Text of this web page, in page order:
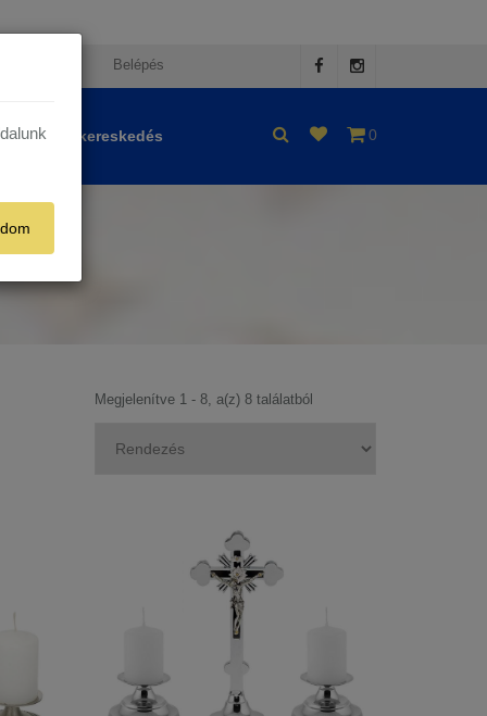
Belépés
0
Nagykereskedés
Megjelenítve 1 - 8, a(z) 8 találatból